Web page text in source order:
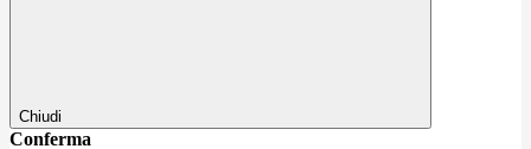
Chiudi
Conferma